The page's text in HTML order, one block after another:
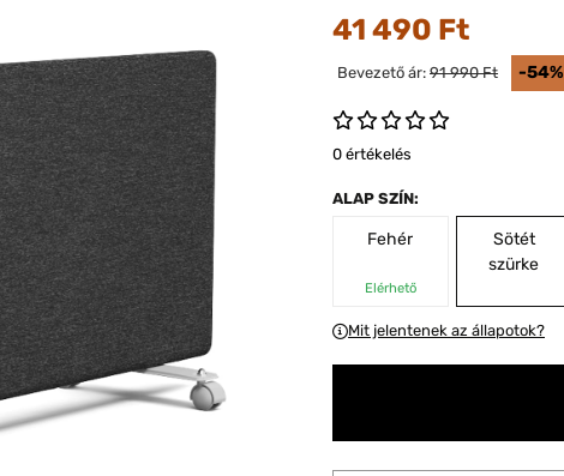
41 490 Ft
Bevezető ár: 91 990 Ft -54%
0 értékelés
ALAP SZÍN:
Fehér
Elérhető
Sötét
szürke
Mit jelentenek az állapotok?